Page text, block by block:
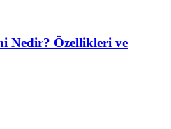
Nedir? Özellikleri ve